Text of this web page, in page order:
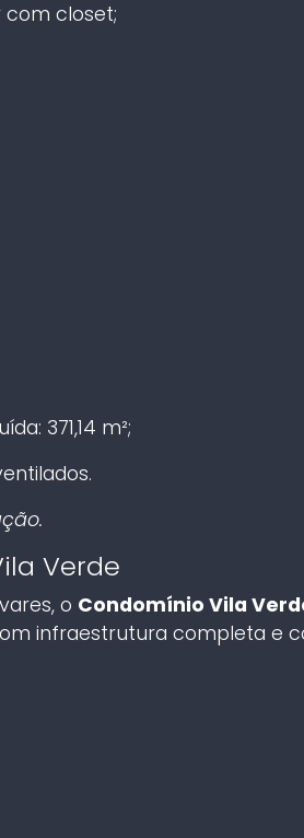
com closet;
371,14 m²;
Verde
o Condomínio Vila
infraestrutura completa e